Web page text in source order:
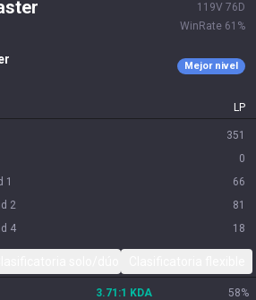
119V 76 D
WinRate 61 %
Mejor nivel
LP
351
0
1 66
2 81
4 18
3.71:1 KDA 58%